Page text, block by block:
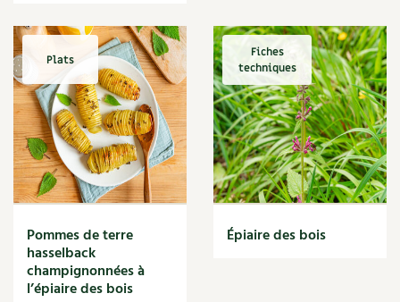
Moutarde
Multiplication
Muret
Muscade
Musique
Narcisse
Nature
Nettoyage
Nichoir
Noisette
Noix
Plats
Pommes de terre
hasselback
champignonnées à
l’épiaire des bois
Fiches
techniques
Épiaire des bois